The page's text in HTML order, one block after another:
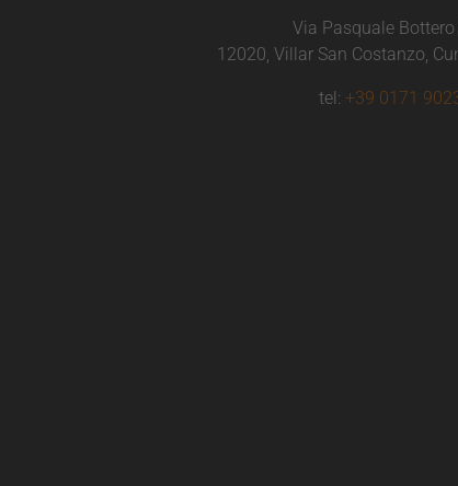
Via Pasquale Bottero
12020, Villar San Costanzo,
tel: +39 0171